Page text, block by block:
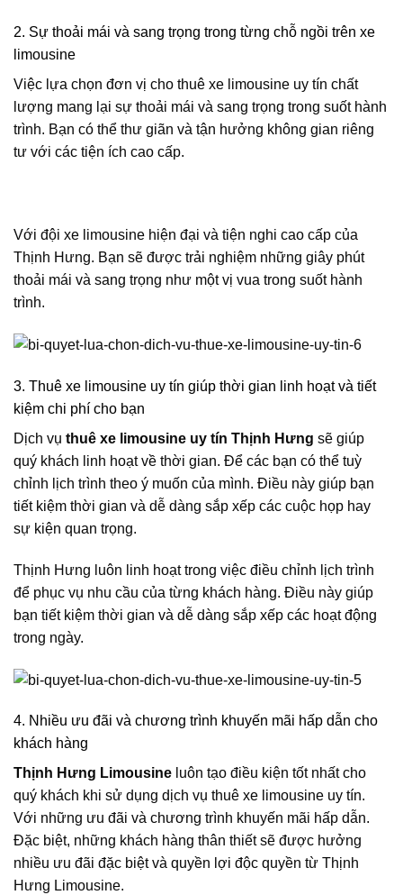
2. Sự thoải mái và sang trọng trong từng chỗ ngồi trên xe
limousine
Việc lựa chọn đơn vị cho thuê xe limousine uy tín chất
lượng mang lại sự thoải mái và sang trọng trong suốt hành
trình. Bạn có thể thư giãn và tận hưởng không gian riêng
tư với các tiện ích cao cấp.
Với đội xe limousine hiện đại và tiện nghi cao cấp của
Thịnh Hưng. Bạn sẽ được trải nghiệm những giây phút
thoải mái và sang trọng như một vị vua trong suốt hành
trình.
3. Thuê xe limousine uy tín giúp thời gian linh hoạt và tiết
kiệm chi phí cho bạn
Dịch vụ thuê xe limousine uy tín Thịnh Hưng sẽ giúp
quý khách linh hoạt về thời gian. Để các bạn có thể tuỳ
chỉnh lịch trình theo ý muốn của mình. Điều này giúp bạn
tiết kiệm thời gian và dễ dàng sắp xếp các cuộc họp hay
sự kiện quan trọng.
Thịnh Hưng luôn linh hoạt trong việc điều chỉnh lịch trình
để phục vụ nhu cầu của từng khách hàng. Điều này giúp
bạn tiết kiệm thời gian và dễ dàng sắp xếp các hoạt động
trong ngày.
4. Nhiều ưu đãi và chương trình khuyến mãi hấp dẫn cho
khách hàng
Thịnh Hưng Limousine luôn tạo điều kiện tốt nhất cho
quý khách khi sử dụng dịch vụ thuê xe limousine uy tín.
Với những ưu đãi và chương trình khuyến mãi hấp dẫn.
Đặc biệt, những khách hàng thân thiết sẽ được hưởng
nhiều ưu đãi đặc biệt và quyền lợi độc quyền từ Thịnh
Hưng Limousine.